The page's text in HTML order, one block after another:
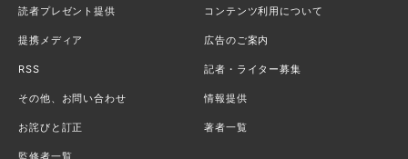
読者プレゼント提供 コンテンツ利用について
提携メディア 広告のご案内
RSS 記者・ライター募集
その他、お問い合わせ 情報提供
お詫びと訂正 著者一覧
監修者一覧